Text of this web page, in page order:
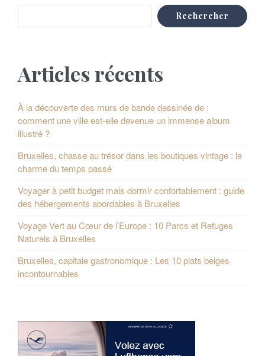
Rechercher
Articles récents
À la découverte des murs de bande dessinée de :
comment une ville est-elle devenue un immense album
illustré ?
Bruxelles, chasse au trésor dans les boutiques vintage : le
charme du temps passé
Voyager à petit budget mais dormir confortablement : guide
des hébergements abordables à Bruxelles
Voyage Vert au Cœur de l’Europe : 10 Parcs et Refuges
Naturels à Bruxelles
Bruxelles, capitale gastronomique : Les 10 plats belges
incontournables